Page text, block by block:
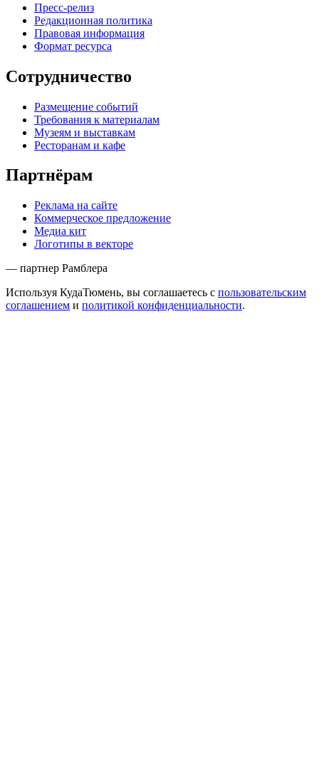
Пресс-релиз
Редакционная политика
Правовая информация
Формат ресурса
Сотрудничество
Размещение событий
Требования к материалам
Музеям и выставкам
Ресторанам и кафе
Партнёрам
Реклама на сайте
Коммерческое предложение
Медиа кит
Логотипы в векторе
— партнер Рамблера
Используя КудаТюмень, вы соглашаетесь с пользовательским
соглашением и политикой конфиденциальности.